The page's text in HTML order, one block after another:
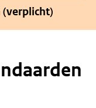
(verplicht)